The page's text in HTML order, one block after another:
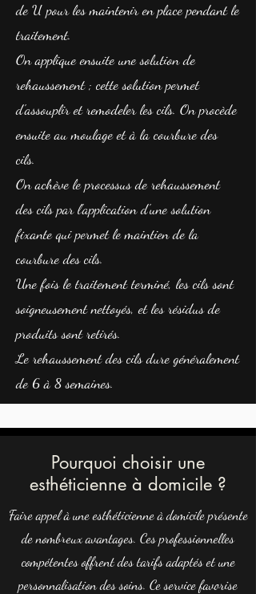
de U pour les maintenir en place pendant le
traitement.
On applique ensuite une solution de
rehaussement ; cette solution permet
d'assouplir et remodeler les cils. On procède
ensuite au moulage et à la courbure des
cils.
On achève le processus de rehaussement
des cils par l'application d'une solution
fixante qui permet le maintien de la
courbure des cils.
Une fois le traitement terminé, les cils sont
soigneusement nettoyés, et les résidus de
produits sont retirés.
Le rehaussement des cils dure généralement
de 6 à 8 semaines.
Pourquoi choisir une
esthéticienne à domicile ?
Faire appel à une esthéticienne à domicile présente
de nombreux avantages. Ces professionnelles
compétentes offrent des tarifs adaptés et une
personnalisation des soins. Ce service favorise